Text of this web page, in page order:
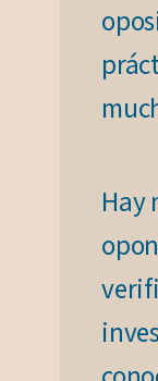
Hay